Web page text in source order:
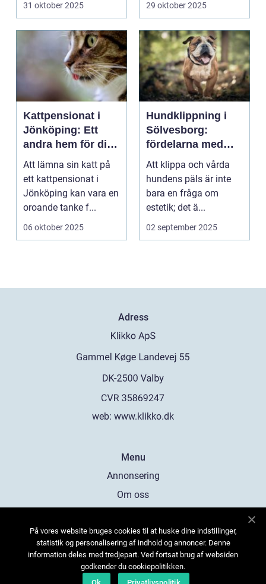
31 oktober 2025 29 oktober 2025
Kattpensionat i
Jönköping: Ett
andra hem för din
katt
Att lämna sin katt på
ett kattpensionat i
Jönköping kan vara en
oroande tanke f...
06 oktober 2025
Hundklippning i
Sölvesborg:
fördelarna med
professionell
pälsvård
Att klippa och vårda
hundens päls är inte
bara en fråga om
estetik; det ä...
02 september 2025
Adress
web: www.klikko.dk
Menu
Annonsering
Om oss
Kontakta oss
Sitemap
På vores website bruges cookies til at huske dine indstillinger,
statistik og personalisering af indhold og annoncer. Denne
information deles med tredjepart. Ved fortsat brug af websiden
godkender du cookiepolitikken.